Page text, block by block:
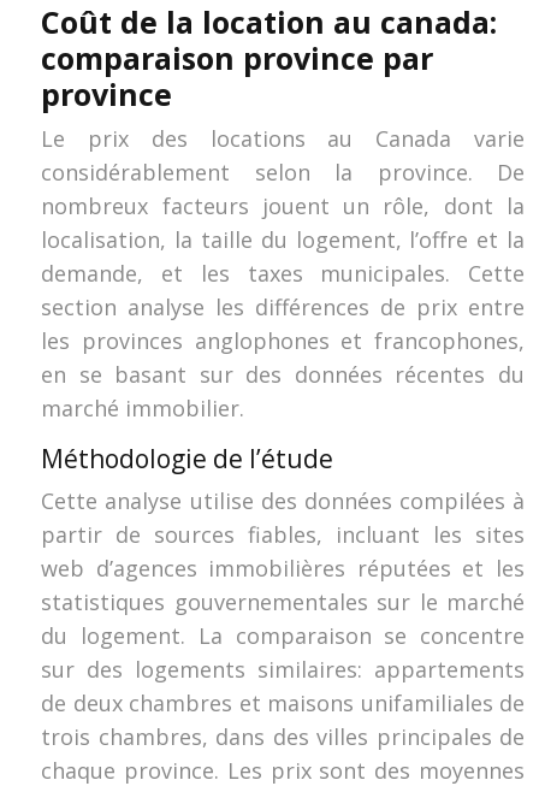
Coût de la location au canada:
comparaison province par
province
Le prix des locations au Canada varie
considérablement selon la province. De
nombreux facteurs jouent un rôle, dont la
localisation, la taille du logement, l’offre et la
demande, et les taxes municipales. Cette
section analyse les différences de prix entre
les provinces anglophones et francophones,
en se basant sur des données récentes du
marché immobilier.
Méthodologie de l’étude
Cette analyse utilise des données compilées à
partir de sources fiables, incluant les sites
web d’agences immobilières réputées et les
statistiques gouvernementales sur le marché
du logement. La comparaison se concentre
sur des logements similaires: appartements
de deux chambres et maisons unifamiliales de
trois chambres, dans des villes principales de
chaque province. Les prix sont des moyennes